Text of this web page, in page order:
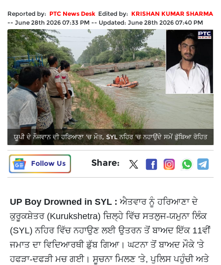
Reported by: PTC News Desk Edited by: KRISHAN KUMAR SHARMA
-- June 28th 2026 07:33 PM -- Updated: June 28th 2026 07:40 PM
ਯੂਪੀ ਦੇ ਨੌਜਵਾਨ ਦੀ ਹਰਿਆਣਾ 'ਚ ਮੌਤ, SYL ਨਹਿਰ 'ਚ ਨਹਾਉਂਦੇ ਸਮੇਂ ਡੁੱਬਿਆ ਰੋਹਿਤ
Follow Us Share:
UP Boy Drowned in SYL : ਐਤਵਾਰ ਨੂੰ ਹਰਿਆਣਾ ਦੇ
ਕੁਰੂਕਸ਼ੇਤਰ (Kurukshetra) ਜ਼ਿਲ੍ਹੇ ਵਿੱਚ ਸਤਲੁਜ-ਯਮੁਨਾ ਲਿੰਕ
(SYL) ਨਹਿਰ ਵਿੱਚ ਨਹਾਉਣ ਲਈ ਉਤਰਨ ਤੋਂ ਬਾਅਦ ਇੱਕ 11ਵੀਂ
ਜਮਾਤ ਦਾ ਵਿਦਿਆਰਥੀ ਡੁੱਬ ਗਿਆ। ਘਟਨਾ ਤੋਂ ਬਾਅਦ ਮੌਕੇ 'ਤੇ
ਹਫੜਾ-ਦਫੜੀ ਮਚ ਗਈ। ਸੂਚਨਾ ਮਿਲਣ 'ਤੇ, ਪੁਲਿਸ ਪਹੁੰਚੀ ਅਤੇ